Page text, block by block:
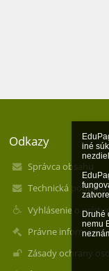
iné
Druhé
nemu
Odkazy
Správca obsahu
Technická podpora
Vyhlásenie o
Právne informácie
Zásady ochrany